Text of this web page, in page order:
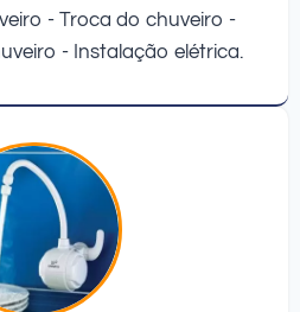
- Troca do chuveiro -
- Instalação elétrica.